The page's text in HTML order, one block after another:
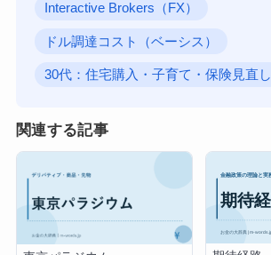
Interactive Brokers（FX）
ドル調達コスト（ベーシス）
30代：住宅購入・子育て・保険見直し
関連する記事